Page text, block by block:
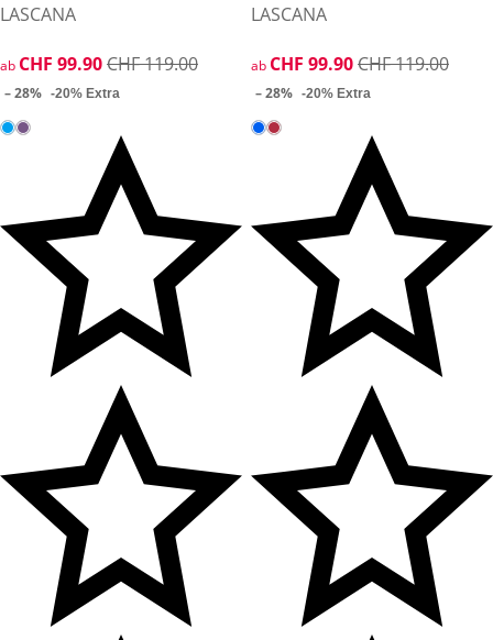
LASCANA
reduzierter Preis CHF 99.90, vorheriger Preis: CHF 119.00
ab CHF 99.90CHF 119.00
– 28% -20% Extra
LASCANA
reduzierter Preis CHF 99.90,
ab CHF 99.90CHF 119.00
– 28% -20% Extra